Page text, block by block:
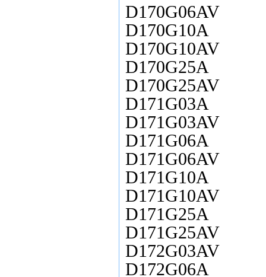
D170G06AV
D170G10A
D170G10AV
D170G25A
D170G25AV
D171G03A
D171G03AV
D171G06A
D171G06AV
D171G10A
D171G10AV
D171G25A
D171G25AV
D172G03AV
D172G06A